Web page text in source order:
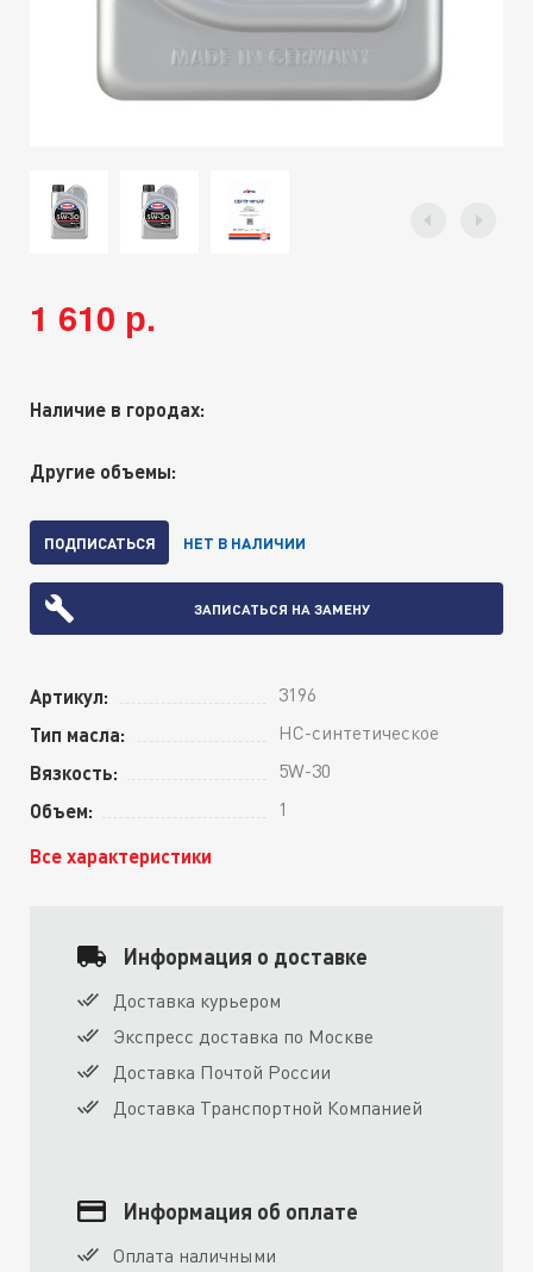
1 610 р.
Наличие в городах:
Другие объемы:
ПОДПИСАТЬСЯ НЕТ В НАЛИЧИИ
ЗАПИСАТЬСЯ НА ЗАМЕНУ
Артикул: 3196
Тип масла: HC-синтетическое
Вязкость: 5W-30
Объем: 1
Все характеристики
Информация о доставке
Доставка курьером
Экспресс доставка по Москве
Доставка Почтой России
Доставка Транспортной Компанией
Информация об оплате
Оплата наличными